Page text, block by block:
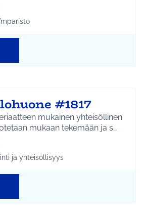
mukaan: Koko Tuusula
tulokset teeman mukaan: Ympäristö
#1817
mukainen yhteisöllinen
mukaan tekemään ja s…
mukaan: Hyrylä
teeman mukaan: Hyvinvointi ja
ja yhteisöllisyys